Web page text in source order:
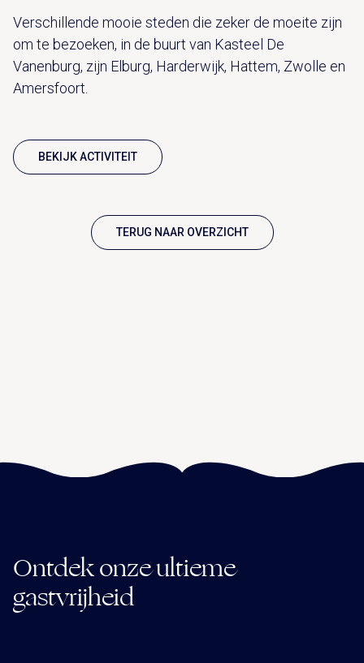
Verschillende mooie steden die zeker de moeite zijn
om te bezoeken, in de buurt van Kasteel De
Vanenburg, zijn Elburg, Harderwijk, Hattem, Zwolle en
Amersfoort.
BEKIJK ACTIVITEIT
TERUG NAAR OVERZICHT
Ontdek onze ultieme
gastvrijheid